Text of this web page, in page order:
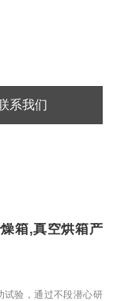
功能，控
确保低端
系我们
箱,真空烘箱产
试验，通过不段潜心研